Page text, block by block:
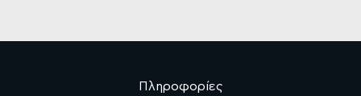
Πληροφορίες